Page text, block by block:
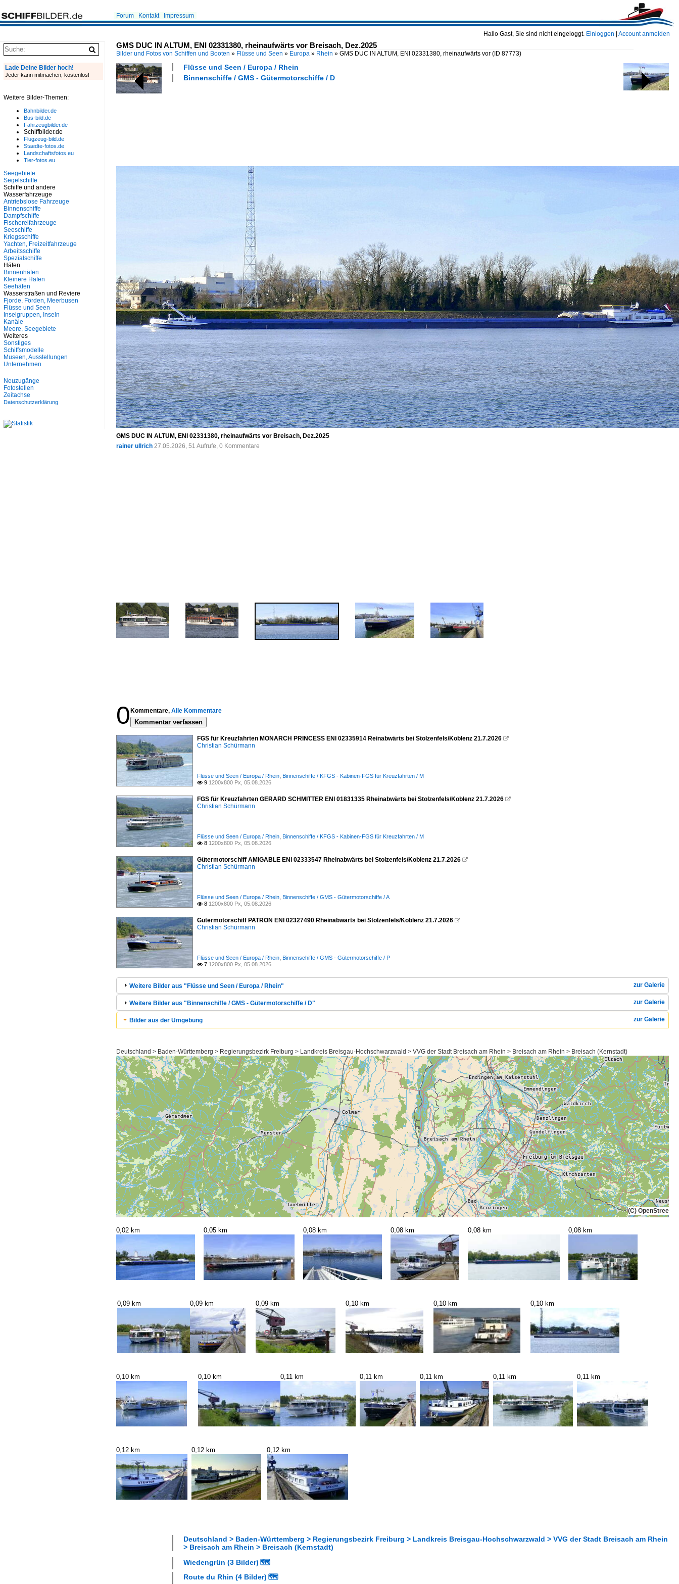
Hallo Gast, Sie sind nicht eingeloggt. Einloggen Account anmelden
Forum Kontakt Impressum
GMS DUC IN ALTUM, ENI 02331380, rheinaufwärts vor Breisach, Dez.2025
Bilder und Fotos von Schiffen und Booten » Flüsse und Seen » Europa » Rhein » GMS DUC IN ALTUM, ENI 02331380, rheinaufwärts vor (ID 87773)
Flüsse und Seen / Europa / Rhein
Binnenschiffe / GMS - Gütermotorschiffe / D
GMS DUC IN ALTUM, ENI 02331380, rheinaufwärts vor Breisach, Dez.2025
rainer ullrich 27.05.2026, 51 Aufrufe, 0 Kommentare
0 Kommentare, Alle Kommentare
Kommentar verfassen
FGS für Kreuzfahrten MONARCH PRINCESS ENI 02335914 Reinabwärts bei Stolzenfels/Koblenz 21.7.2026 
Christian Schürmann
Flüsse und Seen / Europa / Rhein Binnenschiffe / KFGS - Kabinen-FGS für Kreuzfahrten / M
 9 1200x800 Px, 05.08.2026
FGS für Kreuzfahrten GERARD SCHMITTER ENI 01831335 Rheinabwärts bei Stolzenfels/Koblenz 21.7.2026 
Christian Schürmann
Flüsse und Seen / Europa / Rhein Binnenschiffe / KFGS - Kabinen-FGS für Kreuzfahrten / M
 8 1200x800 Px, 05.08.2026
Gütermotorschiff AMIGABLE ENI 02333547 Rheinabwärts bei Stolzenfels/Koblenz 21.7.2026 
Christian Schürmann
Flüsse und Seen / Europa / Rhein Binnenschiffe / GMS - Gütermotorschiffe / A
 8 1200x800 Px, 05.08.2026
Gütermotorschiff PATRON ENI 02327490 Rheinabwärts bei Stolzenfels/Koblenz 21.7.2026 
Christian Schürmann
Flüsse und Seen / Europa / Rhein Binnenschiffe / GMS - Gütermotorschiffe / P
 7 1200x800 Px, 05.08.2026
zur Galerie
Weitere Bilder aus "Flüsse und Seen / Europa / Rhein"
zur Galerie
Weitere Bilder aus "Binnenschiffe / GMS - Gütermotorschiffe / D"
zur Galerie
Bilder aus der Umgebung
Deutschland > Baden-Württemberg > Regierungsbezirk Freiburg > Landkreis Breisgau-Hochschwarzwald > VVG der Stadt Breisach am Rhein > Breisach am Rhein > Breisach (Kernstadt)
(C)
0,02 km 0,05 km 0,08 km 0,08 km 0,08 km 0,08 km
0,09 km 0,09 km 0,09 km 0,10 km 0,10 km 0,10 km
0,10 km 0,10 km 0,11 km 0,11 km 0,11 km 0,11 km 0,11 km
0,12 km 0,12 km 0,12 km
Deutschland > Baden-Württemberg > Regierungsbezirk Freiburg > Landkreis Breisgau-Hochschwarzwald > VVG der Stadt Breisach am Rhein
> Breisach am Rhein > Breisach (Kernstadt)
Wiedengrün (3 Bilder) 🗺
Route du Rhin (4 Bilder) 🗺
Lade Deine Bilder hoch!
Jeder kann mitmachen, kostenlos!
Weitere Bilder-Themen:
Bahnbilder.de
Bus-bild.de
Fahrzeugbilder.de
Schiffbilder.de
Flugzeug-bild.de
Staedte-fotos.de
Landschaftsfotos.eu
Tier-fotos.eu
Seegebiete
Segelschiffe
Schiffe und andere
Wasserfahrzeuge
Antriebslose Fahrzeuge
Binnenschiffe
Dampfschiffe
Fischereifahrzeuge
Seeschiffe
Kriegsschiffe
Yachten, Freizeitfahrzeuge
Arbeitsschiffe
Spezialschiffe
Häfen
Binnenhäfen
Kleinere Häfen
Seehäfen
Wasserstraßen und Reviere
Fjorde, Förden, Meerbusen
Flüsse und Seen
Inselgruppen, Inseln
Kanäle
Meere, Seegebiete
Weiteres
Sonstiges
Schiffsmodelle
Museen, Ausstellungen
Unternehmen
Neuzugänge
Fotostellen
Zeitachse
Datenschutzerklärung